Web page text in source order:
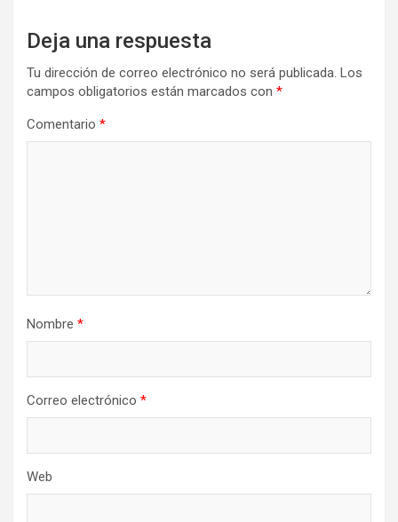
Deja una respuesta
Tu dirección de correo electrónico no será publicada. Los
campos obligatorios están marcados con *
Comentario *
Nombre *
Correo electrónico *
Web